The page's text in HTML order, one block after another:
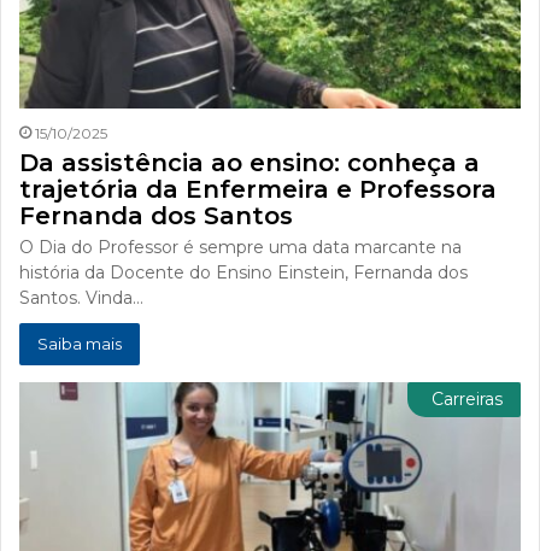
15/10/2025
Da assistência ao ensino: conheça a
trajetória da Enfermeira e Professora
Fernanda dos Santos
O Dia do Professor é sempre uma data marcante na
história da Docente do Ensino Einstein, Fernanda dos
Santos. Vinda…
Saiba mais
Carreiras